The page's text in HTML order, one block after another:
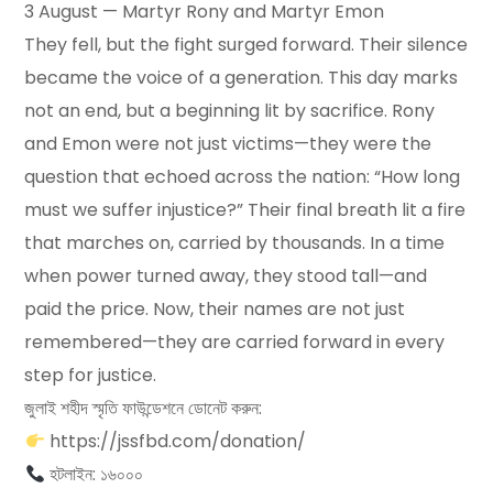
3 August — Martyr Rony and Martyr Emon
They fell, but the fight surged forward. Their silence
became the voice of a generation. This day marks
not an end, but a beginning lit by sacrifice. Rony
and Emon were not just victims—they were the
question that echoed across the nation: “How long
must we suffer injustice?” Their final breath lit a fire
that marches on, carried by thousands. In a time
when power turned away, they stood tall—and
paid the price. Now, their names are not just
remembered—they are carried forward in every
step for justice.
জুলাই শহীদ স্মৃতি ফাউন্ডেশনে ডোনেট করুন:
https://jssfbd.com/donation/
হটলাইন: ১৬০০০